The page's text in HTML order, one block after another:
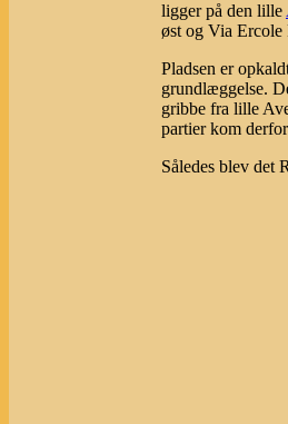
ligger på den lille
øst og Via Ercole
Pladsen er
grundlæggelse.
gribbe fra lille
partier kom
Således blev det